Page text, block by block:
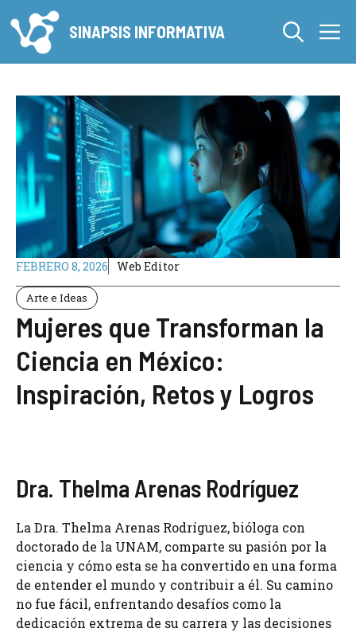
al
contenido
SINAPSIS INFORMATIVA
FEBRERO 8, 2026 Web Editor
Arte e Ideas
Mujeres que Transforman la
Ciencia en México:
Inspiración, Retos y Logros
Dra. Thelma Arenas Rodríguez
La Dra. Thelma Arenas Rodríguez, bióloga con
doctorado de la UNAM, comparte su pasión por la
ciencia y cómo esta se ha convertido en una forma
de entender el mundo y contribuir a él. Su camino
no fue fácil, enfrentando desafíos como la
dedicación extrema de su carrera y las decisiones